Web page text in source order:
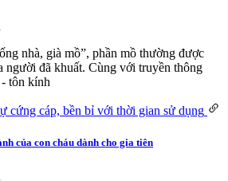
nhà, già mồ”, phần mồ thường được
người đã khuất. Cùng với truyền thông
tôn kính
của con cháu dành cho gia tiên